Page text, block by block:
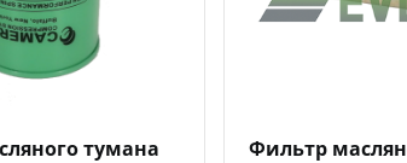
просмотр
Добавить к сравнениюДобавить в избранное
тумана
Быстрый
Фильтр